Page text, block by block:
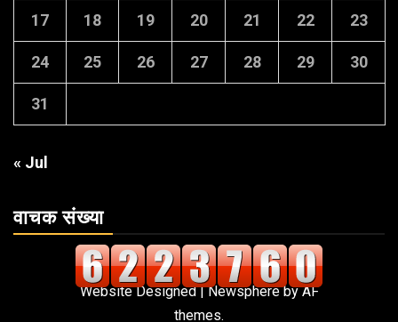
17 18 19 20 21 22 23
24 25 26 27 28 29 30
31
« Jul
वाचक संख्या
Website Designed|Newsphereby AF
themes.